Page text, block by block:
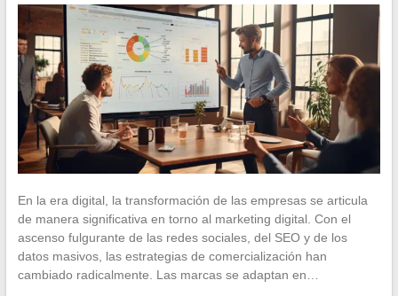
En la era digital, la transformación de las empresas se articula
de manera significativa en torno al marketing digital. Con el
ascenso fulgurante de las redes sociales, del SEO y de los
datos masivos, las estrategias de comercialización han
cambiado radicalmente. Las marcas se adaptan en…